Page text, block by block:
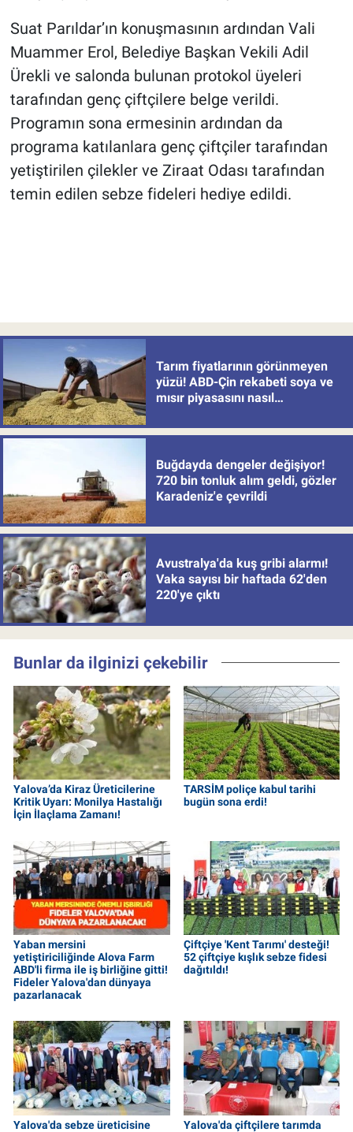
Suat Parıldar’ın konuşmasının ardından Vali
Muammer Erol, Belediye Başkan Vekili Adil
Ürekli ve salonda bulunan protokol üyeleri
tarafından genç çiftçilere belge verildi.
Programın sona ermesinin ardından da
programa katılanlara genç çiftçiler tarafından
yetiştirilen çilekler ve Ziraat Odası tarafından
temin edilen sebze fideleri hediye edildi.
Tarım fiyatlarının görünmeyen
yüzü! ABD-Çin rekabeti soya ve
mısır piyasasını nasıl
Buğdayda dengeler değişiyor!
720 bin tonluk alım geldi, gözler
Karadeniz'e çevrildi
Avustralya'da kuş gribi alarmı!
Vaka sayısı bir haftada 62'den
220'ye çıktı
Bunlar da ilginizi çekebilir
Yalova’da Kiraz Üreticilerine
Kritik Uyarı: Monilya Hastalığı
İçin İlaçlama Zamanı!
TARSİM poliçe kabul tarihi
bugün sona erdi!
Yaban mersini
yetiştiriciliğinde Alova Farm
ABD'li firma ile iş birliğine gitti!
Fideler Yalova'dan dünyaya
pazarlanacak
Çiftçiye 'Kent Tarımı' desteği!
52 çiftçiye kışlık sebze fidesi
dağıtıldı!
Yalova'da sebze üreticisine
Yalova'da çiftçilere tarımda